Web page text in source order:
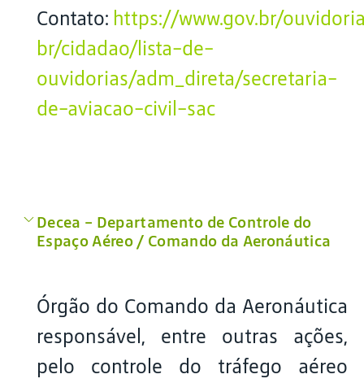
Contato: https://www.gov.br/
br/cidadao/lista-de-
ouvidorias/adm_direta/secretaria-
de-aviacao-civil-sac
Decea – Departamento de Controle do
Espaço Aéreo / Comando da Aeronáutica
Órgão do Comando da Aeronáutica
responsável, entre outras ações,
pelo controle do tráfego aéreo